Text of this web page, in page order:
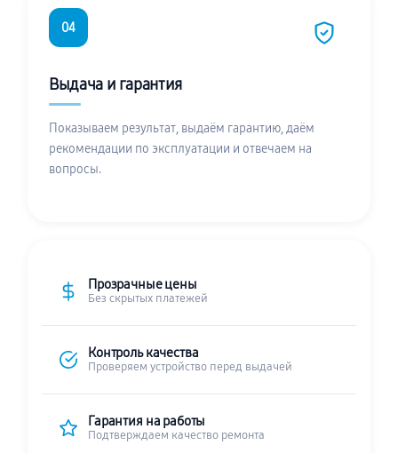
04
Выдача и гарантия
Показываем результат, выдаём гарантию, даём
рекомендации по эксплуатации и отвечаем на
вопросы.
Прозрачные цены
Без скрытых платежей
Контроль качества
Проверяем устройство перед выдачей
Гарантия на работы
Подтверждаем качество ремонта